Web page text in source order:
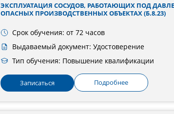
ЭКСПЛУАТАЦИЯ СОСУДОВ, РАБОТАЮЩИХ ПОД
ОПАСНЫХ ПРОИЗВОДСТВЕННЫХ ОБЪЕКТАХ (Б.8.23)
Срок обучения: от 72 часов
Выдаваемый документ: Удостоверение
Тип обучения: Повышение квалификации
Записаться Подробнее